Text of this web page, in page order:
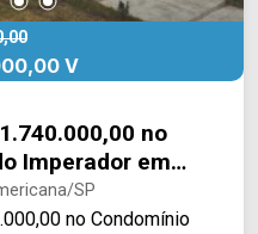
mudança!
V
no
Imperador em
SP
no Condomínio